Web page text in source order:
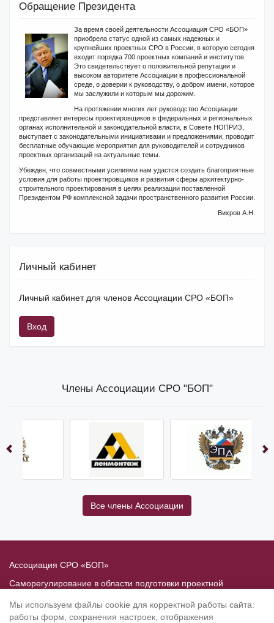
Обращение Президента
За время своей деятельности Ассоциация СРО «БОП»
приобрела статус одной из самых надежных и
крупнейших проектных СРО в России, в которую сегодня
входит порядка 700 проектных компаний и институтов.
Это свидетельствует о положительной репутации и
высоком авторитете Ассоциации в профессиональной
среде, о доверии к руководству, о добром имени, которое
мы заслужили и которым мы дорожим.
На протяжении многих лет руководство Ассоциации
представляет интересы проектировщиков в федеральных и региональных
органах исполнительной и законодательной власти, в Совете НОПРИЗ,
выступает с законодательными инициативами и предложениями, проводит
бесплатные обучающие мероприятия для руководителей и сотрудников
проектных организаций на актуальные темы.
Убежден, что совместными усилиями нам удастся создать благоприятные
условия для работы проектировщиков и развития сферы архитектурно-
строительного проектирования в целях реализации поставленной
Президентом РФ комплексной задачи пространственного развития России.
Вихров А.Н.
Личный кабинет
Личный кабинет для членов Ассоциации СРО «БОП»
Вход
Члены Ассоциации СРО "БОП"
Все члены Ассоциации
Ассоциация СРО «БОП»
Саморегулирование в области подготовки проектной
Политика в отношении обработки персональных данных
Мы используем файлы cookie для корректной работы сайта:
работы форм, сохранения настроек, отображения